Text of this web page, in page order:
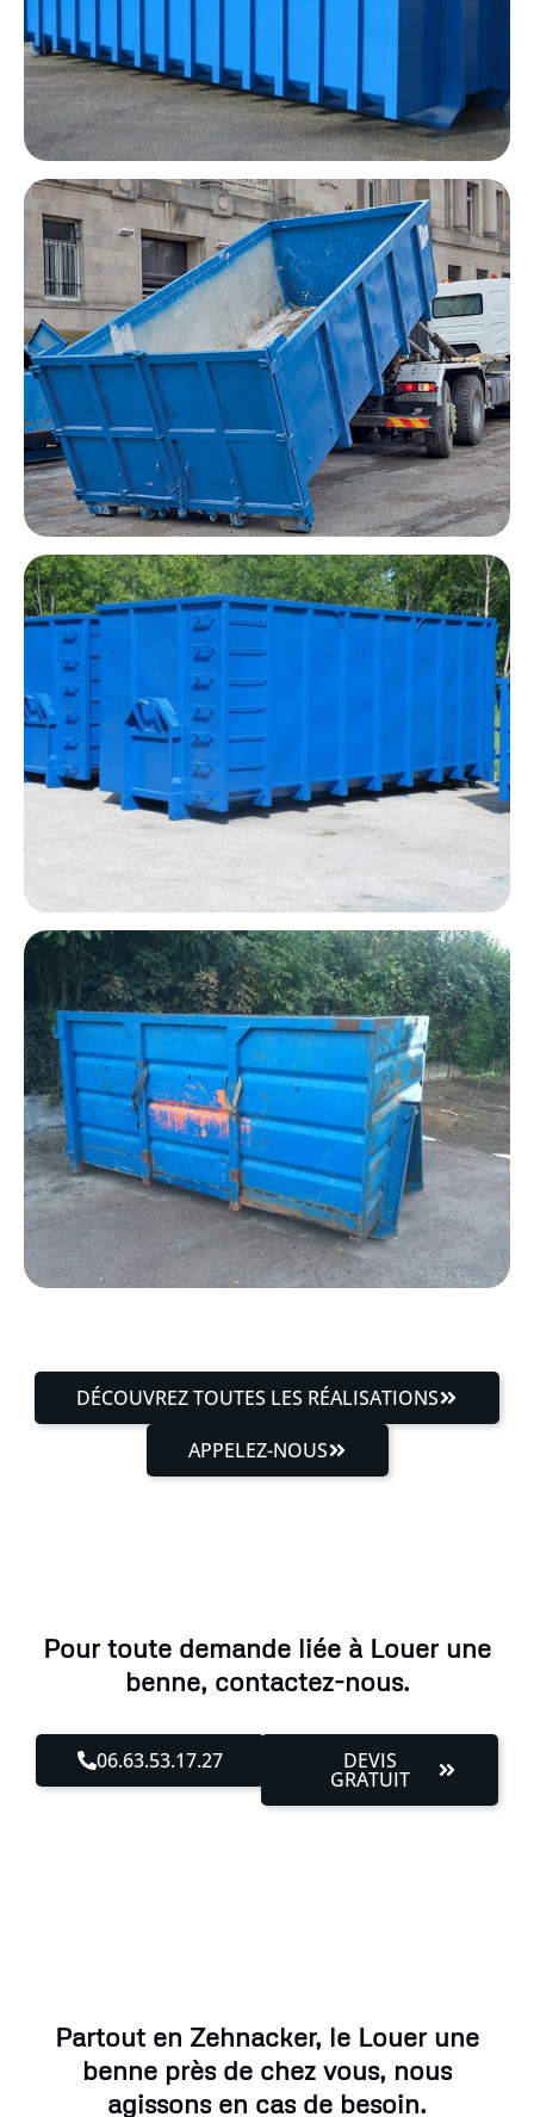
DÉCOUVREZ TOUTES LES RÉALISATIONS
APPELEZ-NOUS
Pour toute demande liée à Louer une
benne, contactez-nous.
06.63.53.17.27 DEVIS
GRATUIT
Partout en Zehnacker, le Louer une
benne près de chez vous, nous
agissons en cas de besoin.